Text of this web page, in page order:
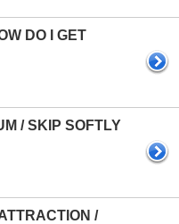
DO I GET
/ SKIP SOFTLY
/